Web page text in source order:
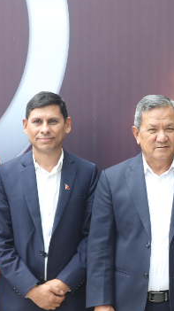
17 18 19 20 21